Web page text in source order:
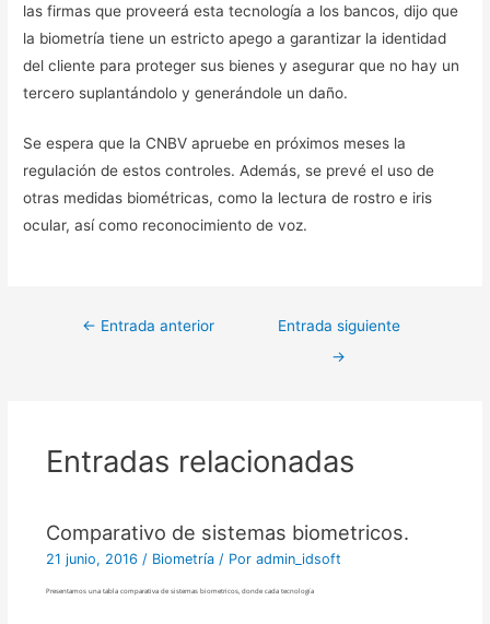
las firmas que proveerá esta tecnología a los bancos, dijo que
la biometría tiene un estricto apego a garantizar la identidad
del cliente para proteger sus bienes y asegurar que no hay un
tercero suplantándolo y generándole un daño.
Se espera que la CNBV apruebe en próximos meses la
regulación de estos controles. Además, se prevé el uso de
otras medidas biométricas, como la lectura de rostro e iris
ocular, así como reconocimiento de voz.
← Entrada anterior
Entrada siguiente
→
Entradas relacionadas
Comparativo de sistemas biometricos.
21 junio, 2016 / Biometría/ Por admin_idsoft
Presentamos una tabla comparativa de sistemas biometricos, donde cada tecnología